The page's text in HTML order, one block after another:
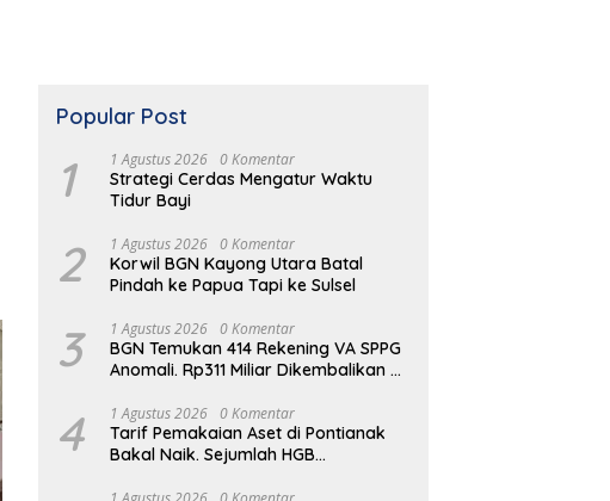
Popular Post
1 1 Agustus 2026 0 Komentar
Strategi Cerdas Mengatur Waktu
Tidur Bayi
2 1 Agustus 2026 0 Komentar
Korwil BGN Kayong Utara Batal
Pindah ke Papua Tapi ke Sulsel
3 1 Agustus 2026 0 Komentar
BGN Temukan 414 Rekening VA SPPG
Anomali. Rp311 Miliar Dikembalikan ke
4 1 Agustus 2026 0 Komentar
Tarif Pemakaian Aset di Pontianak
Bakal Naik. Sejumlah HGB